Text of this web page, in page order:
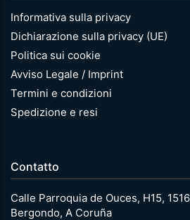
Informativa sulla privacy
Dichiarazione sulla privacy (UE)
Politica sui cookie
Avviso Legale / Imprint
Termini e condizioni
Spedizione e resi
Contatto
Calle Parroquia de Ouces, H15,
Bergondo, A Coruña